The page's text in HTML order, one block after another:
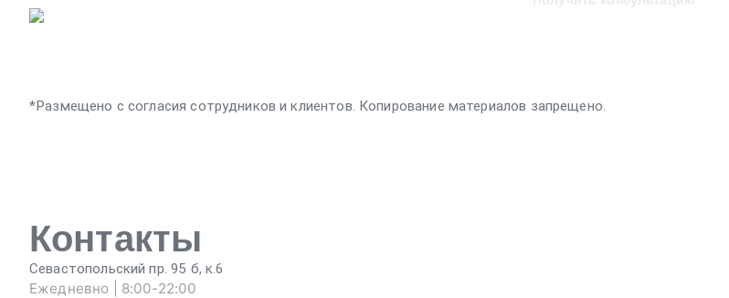
*Размещено с согласия сотрудников и клиентов. Копирование материалов запрещено.
Контакты
Севастопольский пр. 95 б, к.6
Ежедневно | 8:00-22:00